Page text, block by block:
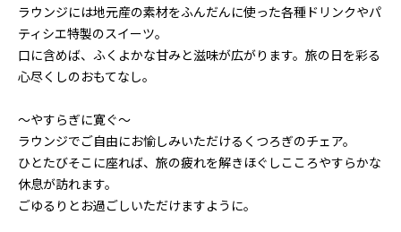
ラウンジには地元産の素材をふんだんに使った各種ドリンクやパ
ティシエ特製のスイーツ。
口に含めば、ふくよかな甘みと滋味が広がります。旅の日を彩る
心尽くしのおもてなし。
〜やすらぎに寛ぐ〜
ラウンジでご自由にお愉しみいただけるくつろぎのチェア。
ひとたびそこに座れば、旅の疲れを解きほぐしこころやすらかな
休息が訪れます。
ごゆるりとお過ごしいただけますように。